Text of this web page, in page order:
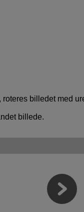
roteres billedet med
billede.